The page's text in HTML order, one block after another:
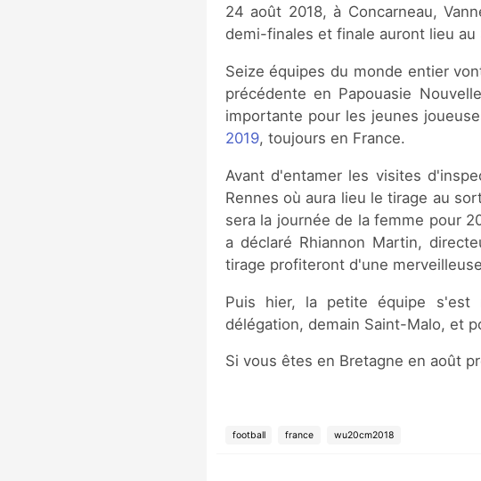
24 août 2018, à Concarneau,
demi-finales et finale auront lieu au
Seize équipes du monde entier
précédente en Papouasie
importante pour les jeunes
2019, toujours en France.
Avant d'entamer les visites
Rennes où aura lieu le tirage au
sera la journée de la femme pour
a déclaré Rhiannon Martin,
tirage profiteront d'une
Puis hier, la petite équipe s'est
délégation, demain Saint-Malo, et
Si vous êtes en Bretagne en août
football france wu20cm2018